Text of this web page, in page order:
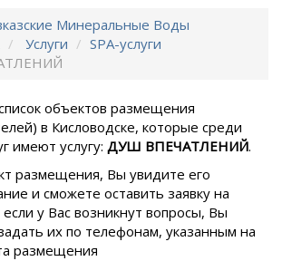
Минеральные Воды
Услуги
SPA-услуги
объектов размещения
в Кисловодске, которые среди
имеют услугу: ДУШ ВПЕЧАТЛЕНИЙ.
размещения, Вы увидите его
и сможете оставить заявку на
у Вас возникнут вопросы, Вы
их по телефонам, указанным на
размещения